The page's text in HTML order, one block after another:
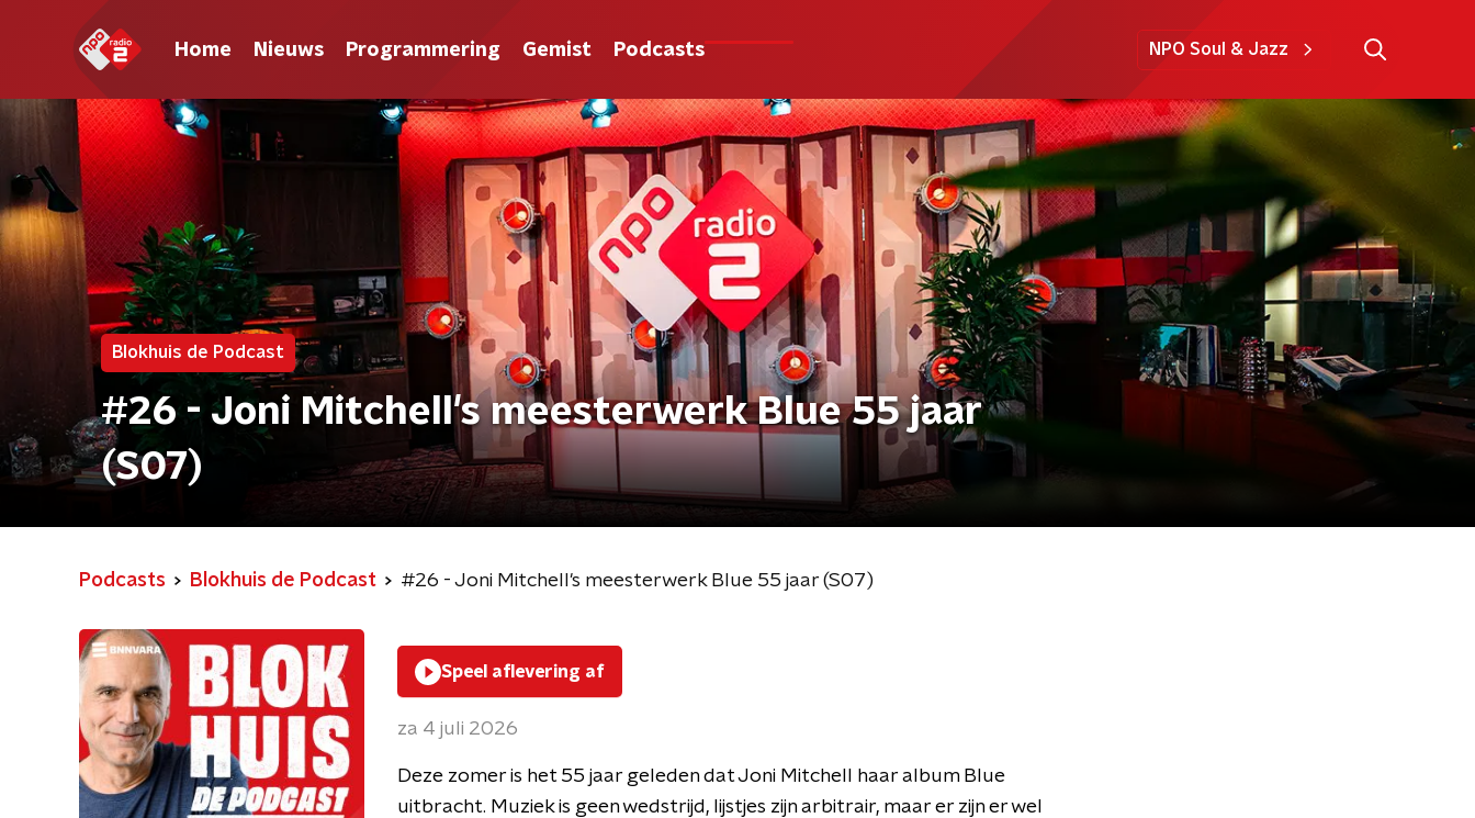
Home Nieuws Programmering Gemist Podcasts NPO Soul & Jazz
Blokhuis de Podcast
#26 - Joni Mitchell's meesterwerk Blue 55 jaar
(S07)
Podcasts Blokhuis de Podcast #26 - Joni Mitchell's meesterwerk Blue 55 jaar (S07)
Speel aflevering af
za 4 juli 2026
Deze zomer is het 55 jaar geleden dat Joni Mitchell haar album Blue
uitbracht. Muziek is geen wedstrijd, lijstjes zijn arbitrair, maar er zijn er wel